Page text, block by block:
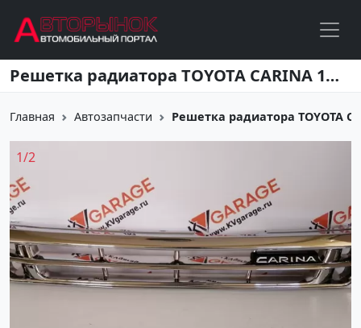
Перейти к основному содержанию Решетка радиатора TOYOTA CARINA 1992-1996 Краснодар
Главная Автозапчасти Решетка радиатора TOYOTA
1/2